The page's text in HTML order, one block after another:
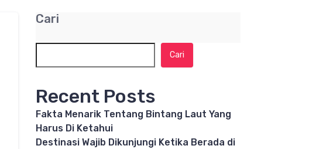
Cari
Cari
Recent Posts
Fakta Menarik Tentang Bintang Laut Yang
Harus Di Ketahui
Destinasi Wajib Dikunjungi Ketika Berada di